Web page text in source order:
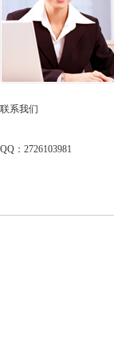
联系我们
QQ：2726103981